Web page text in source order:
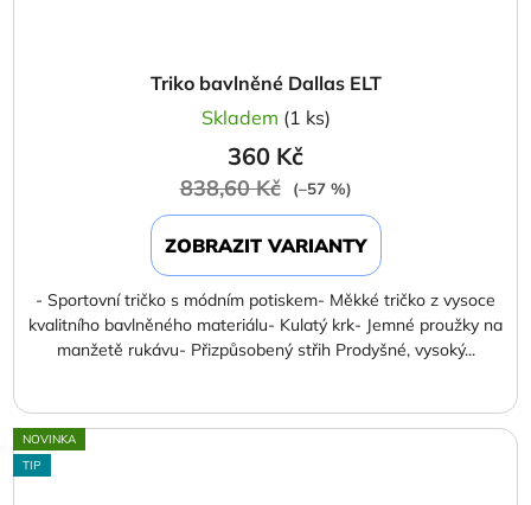
Triko bavlněné Dallas ELT
Skladem (1 ks)
360 Kč
838,60 Kč (–57 %)
ZOBRAZIT VARIANTY
- Sportovní tričko s módním potiskem- Měkké tričko z vysoce
kvalitního bavlněného materiálu- Kulatý krk- Jemné proužky na
manžetě rukávu- Přizpůsobený střih Prodyšné, vysoký...
NOVINKA
TIP